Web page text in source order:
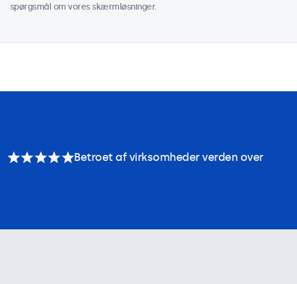
spørgsmål om vores skærmløsninger.
Betroet af virksomheder verden over